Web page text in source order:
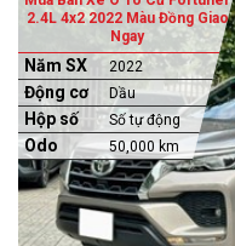
2.4L 4x2 2022 Màu Đồng Giao
Ngay
Năm SX 2022
Động cơ Dầu
Hộp số Số tự động
Odo 50,000 km